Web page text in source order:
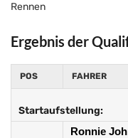
Rennen
Ergebnis der
POS FAHRER
Startaufstellung:
Ronnie